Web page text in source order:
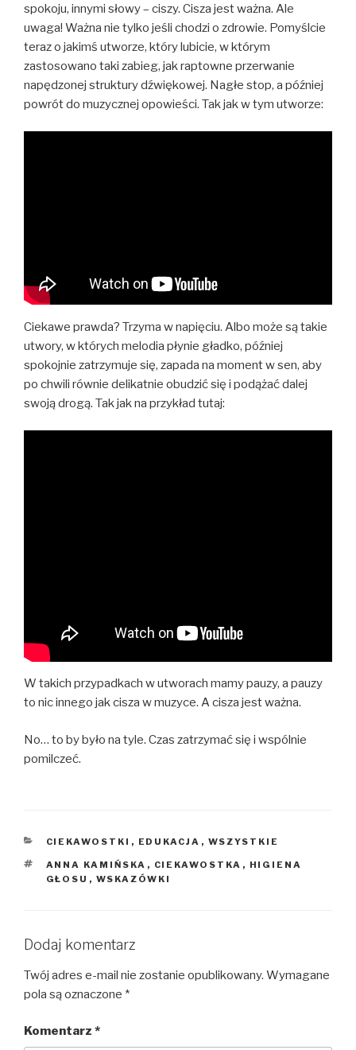
spokoju, innymi słowy – ciszy. Cisza jest ważna. Ale
uwaga! Ważna nie tylko jeśli chodzi o zdrowie. Pomyślcie
teraz o jakimś utworze, który lubicie, w którym
zastosowano taki zabieg, jak raptowne przerwanie
napędzonej struktury dźwiękowej. Nagłe stop, a później
powrót do muzycznej opowieści. Tak jak w tym utworze:
Ciekawe prawda? Trzyma w napięciu. Albo może są takie
utwory, w których melodia płynie gładko, później
spokojnie zatrzymuje się, zapada na moment w sen, aby
po chwili równie delikatnie obudzić się i podążać dalej
swoją drogą. Tak jak na przykład tutaj:
W takich przypadkach w utworach mamy pauzy, a pauzy
to nic innego jak cisza w muzyce. A cisza jest ważna.
No… to by było na tyle. Czas zatrzymać się i wspólnie
pomilczeć.
KATEGORIE
CIEKAWOSTKI , EDUKACJA , WSZYSTKIE
TAGI
ANNA KAMIŃSKA , CIEKAWOSTKA , HIGIENA
GŁOSU , WSKAZÓWKI
Dodaj komentarz
Twój adres e-mail nie zostanie opublikowany. Wymagane
pola są oznaczone *
Komentarz *